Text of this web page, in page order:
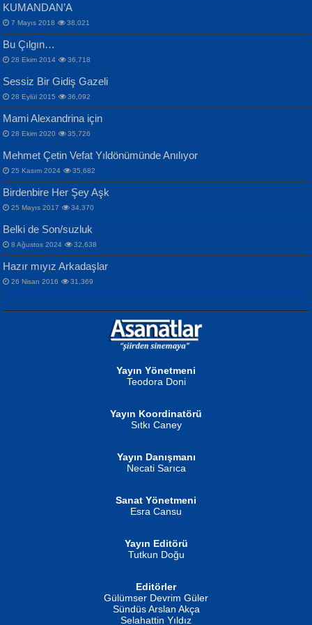
İPEK ACAR SERT
Gazze’nin Şecaati, Ümmetin İmtihanı...
MAHMUT GÜRBÜZ
İbrahim Olmak ve Bitirebilmek...
NURAN KÖSE BAYDAR
İSMAİL OKUTAN
Erkeklerin Kahrolması Ne Demektir
Selahattin Yıldız
İdrakimle Üşürken...
Songül Özel
Mahzen...
Ben Deniz Değilim ki...
Evvel Zaman Tanrıçası...
ERDEM BAYAZIT
Sana, Bana, Vatanıma, Ülkemin
İnsanlarına Dair...
NAZIM HİKMET RAN
Bir Cezaevinde, Tecritteki Adamın
Mektupları...
KUMANDAN’A
7 Mayıs 2018 38,021
Bu Çılgın…
28 Ekim 2014 36,718
Sessiz Bir Gidiş Gazeli
28 Eylül 2015 36,092
Mami Alexandrina için
28 Ekim 2020 35,726
Mehmet Çetin Vefat Yıldönümünde Anılıyor
25 Kasım 2024 35,682
Birdenbire Her Şey Aşk
25 Mayıs 2017 34,370
Belki de Son/suzluk
8 Ağustos 2024 32,638
Hazır mıyız Arkadaşlar
26 Nisan 2016 31,369
Yayın Yönetmeni
Teodora Doni
Yayın Koordinatörü
Sıtkı Caney
Yayın Danışmanı
Necati Sarıca
Sanat Yönetmeni
Esra Cansu
Yayın Editörü
Tutkun Doğu
Editörler
Gülümser Devrim Güler
Sündüs Arslan Akça
Selahattin Yıldız